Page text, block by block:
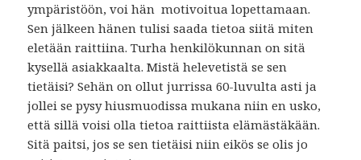
ympäristöön, voi hän motivoitua lopettamaan.
Sen jälkeen hänen tulisi saada tietoa siitä miten
eletään raittiina. Turha henkilökunnan on sitä
kysellä asiakkaalta. Mistä helevetistä se sen
tietäisi? Sehän on ollut jurrissa 60-luvulta asti ja
jollei se pysy hiusmuodissa mukana niin en usko,
että sillä voisi olla tietoa raittiista elämästäkään.
Sitä paitsi, jos se sen tietäisi niin eikös se olis jo